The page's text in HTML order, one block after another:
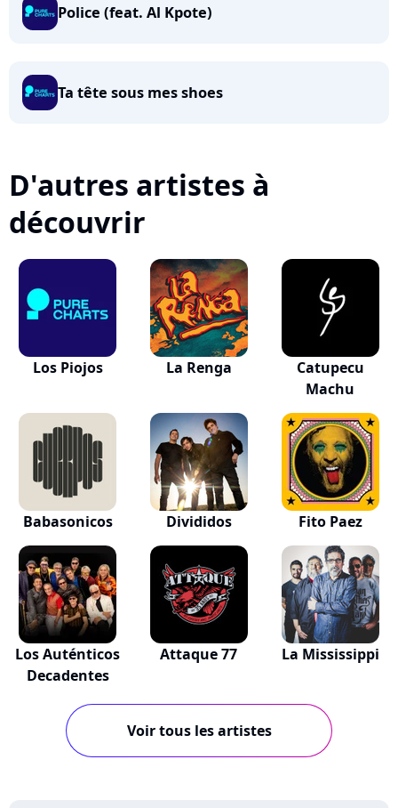
Police (feat. Al Kpote)
Ta tête sous mes shoes
D'autres artistes à
découvrir
Los Piojos La Renga
Catupecu
Machu
Babasonicos Divididos Fito Paez
Los Auténticos
Decadentes
Attaque 77 La Mississippi
Voir tous les artistes